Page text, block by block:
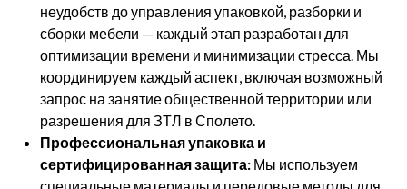
неудобств до управления упаковкой, разборки и
сборки мебели — каждый этап разработан для
оптимизации времени и минимизации стресса. Мы
координируем каждый аспект, включая возможный
запрос на занятие общественной территории или
разрешения для ЗТЛ в Сполето.
Профессиональная упаковка и
сертифицированная защита: Мы используем